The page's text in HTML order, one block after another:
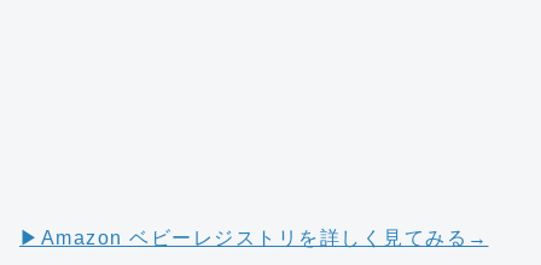
▶︎Amazon ベビーレジストリを詳しく見てみる→